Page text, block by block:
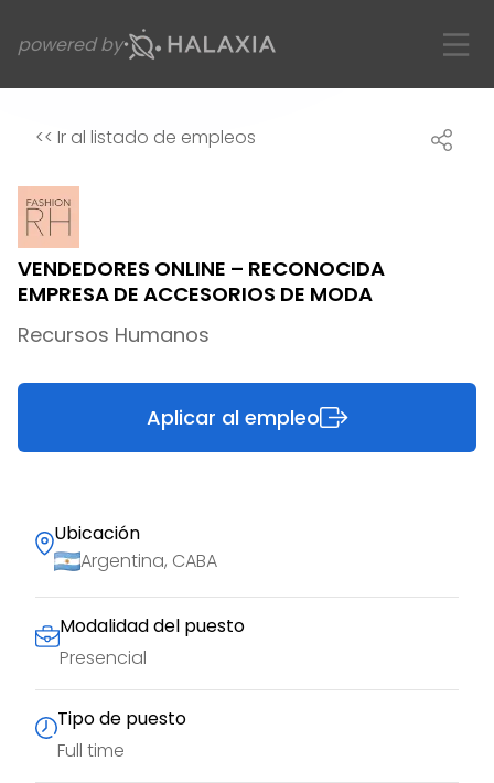
powered by
<< Ir al listado de empleos
VENDEDORES ONLINE – RECONOCIDA
EMPRESA DE ACCESORIOS DE MODA
Recursos Humanos
Aplicar al empleo
Ubicación
Argentina, CABA
Modalidad del puesto
Presencial
Tipo de puesto
Full time